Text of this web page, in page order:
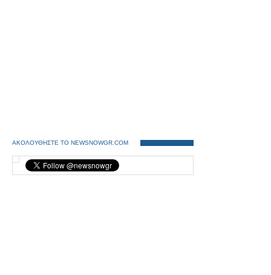
ΑΚΟΛΟΥΘΗΣΤΕ ΤΟ NEWSNOWGR.COM